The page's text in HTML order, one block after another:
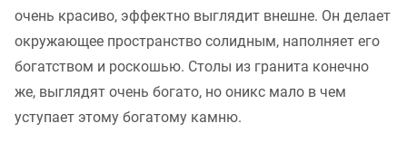
очень красиво, эффектно выглядит внешне. Он делает
окружающее пространство солидным, наполняет его
богатством и роскошью. Столы из гранита конечно
же, выглядят очень богато, но оникс мало в чем
уступает этому богатому камню.